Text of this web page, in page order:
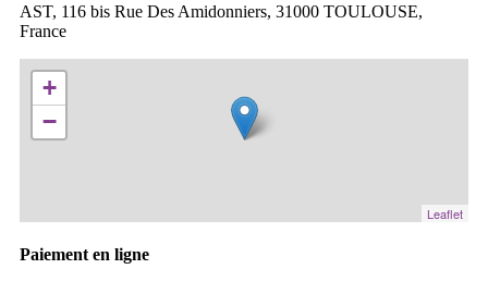
AST, 116 bis Rue Des Amidonniers, 31000 TOULOUSE,
France
+
−
Leaflet
Paiement en ligne